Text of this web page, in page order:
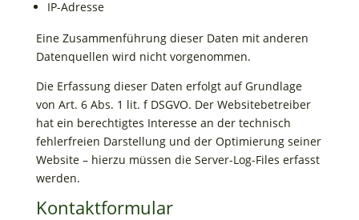
IP-Adresse
Eine Zusammenführung dieser Daten mit anderen
Datenquellen wird nicht vorgenommen.
Die Erfassung dieser Daten erfolgt auf Grundlage
von Art. 6 Abs. 1 lit. f DSGVO. Der Websitebetreiber
hat ein berechtigtes Interesse an der technisch
fehlerfreien Darstellung und der Optimierung seiner
Website – hierzu müssen die Server-Log-Files erfasst
werden.
Kontaktformular